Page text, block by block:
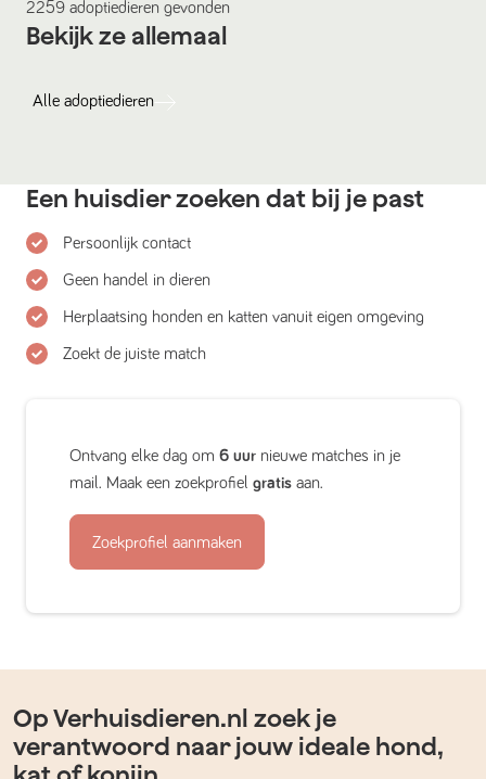
2259 adoptiedieren gevonden
Bekijk ze allemaal
Alle adoptiedieren
Een huisdier zoeken dat bij je past
Persoonlijk contact
Geen handel in dieren
Herplaatsing honden en katten vanuit eigen omgeving
Zoekt de juiste match
Ontvang elke dag om 6 uur nieuwe matches in je
mail. Maak een zoekprofiel gratis aan.
Zoekprofiel aanmaken
Op Verhuisdieren.nl zoek je
verantwoord naar jouw ideale hond,